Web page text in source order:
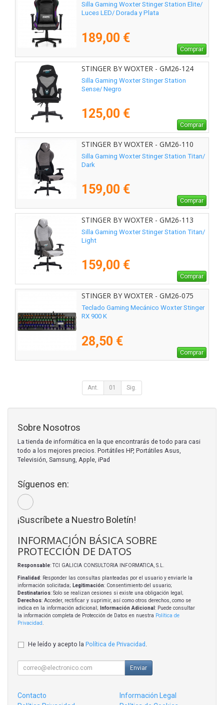
Silla Gaming Woxter Stinger Station Elite/
Luces LED/ Dorada y Plata
189,00 €
Comprar
STINGER BY WOXTER - GM26-124
Silla Gaming Woxter Stinger Station
Sense/ Negro
125,00 €
Comprar
STINGER BY WOXTER - GM26-110
Silla Gaming Woxter Stinger Station Titan/
Dark
159,00 €
Comprar
STINGER BY WOXTER - GM26-113
Silla Gaming Woxter Stinger Station Titan/
Light
159,00 €
Comprar
STINGER BY WOXTER - GM26-075
Teclado Gaming Mecánico Woxter Stinger
RX 900 K
28,50 €
Comprar
Ant. 01 Sig.
Sobre Nosotros
La tienda de informática en la que encontrarás de todo para casi
todo a los mejores precios. Portátiles HP, Portátiles Asus,
Televisión, Samsung, Apple, iPad
Síguenos en:
¡Suscríbete a Nuestro Boletín!
INFORMACIÓN BÁSICA SOBRE
PROTECCIÓN DE DATOS
Responsable: TCI GALICIA CONSULTORIA INFORMATICA, S.L.
Finalidad: Responder las consultas planteadas por el usuario y enviarle la
información solicitada; Legitimación: Consentimiento del usuario;
Destinatarios: Solo se realizan cesiones si existe una obligación legal;
Derechos: Acceder, rectificar y suprimir, así como otros derechos, como se
indica en la información adicional;
Información Adicional : Puede consultar
la información completa de Protección de Datos en nuestra Política de
Privacidad
He leído y acepto la Política de Privacidad
Enviar
Contacto
Información Legal